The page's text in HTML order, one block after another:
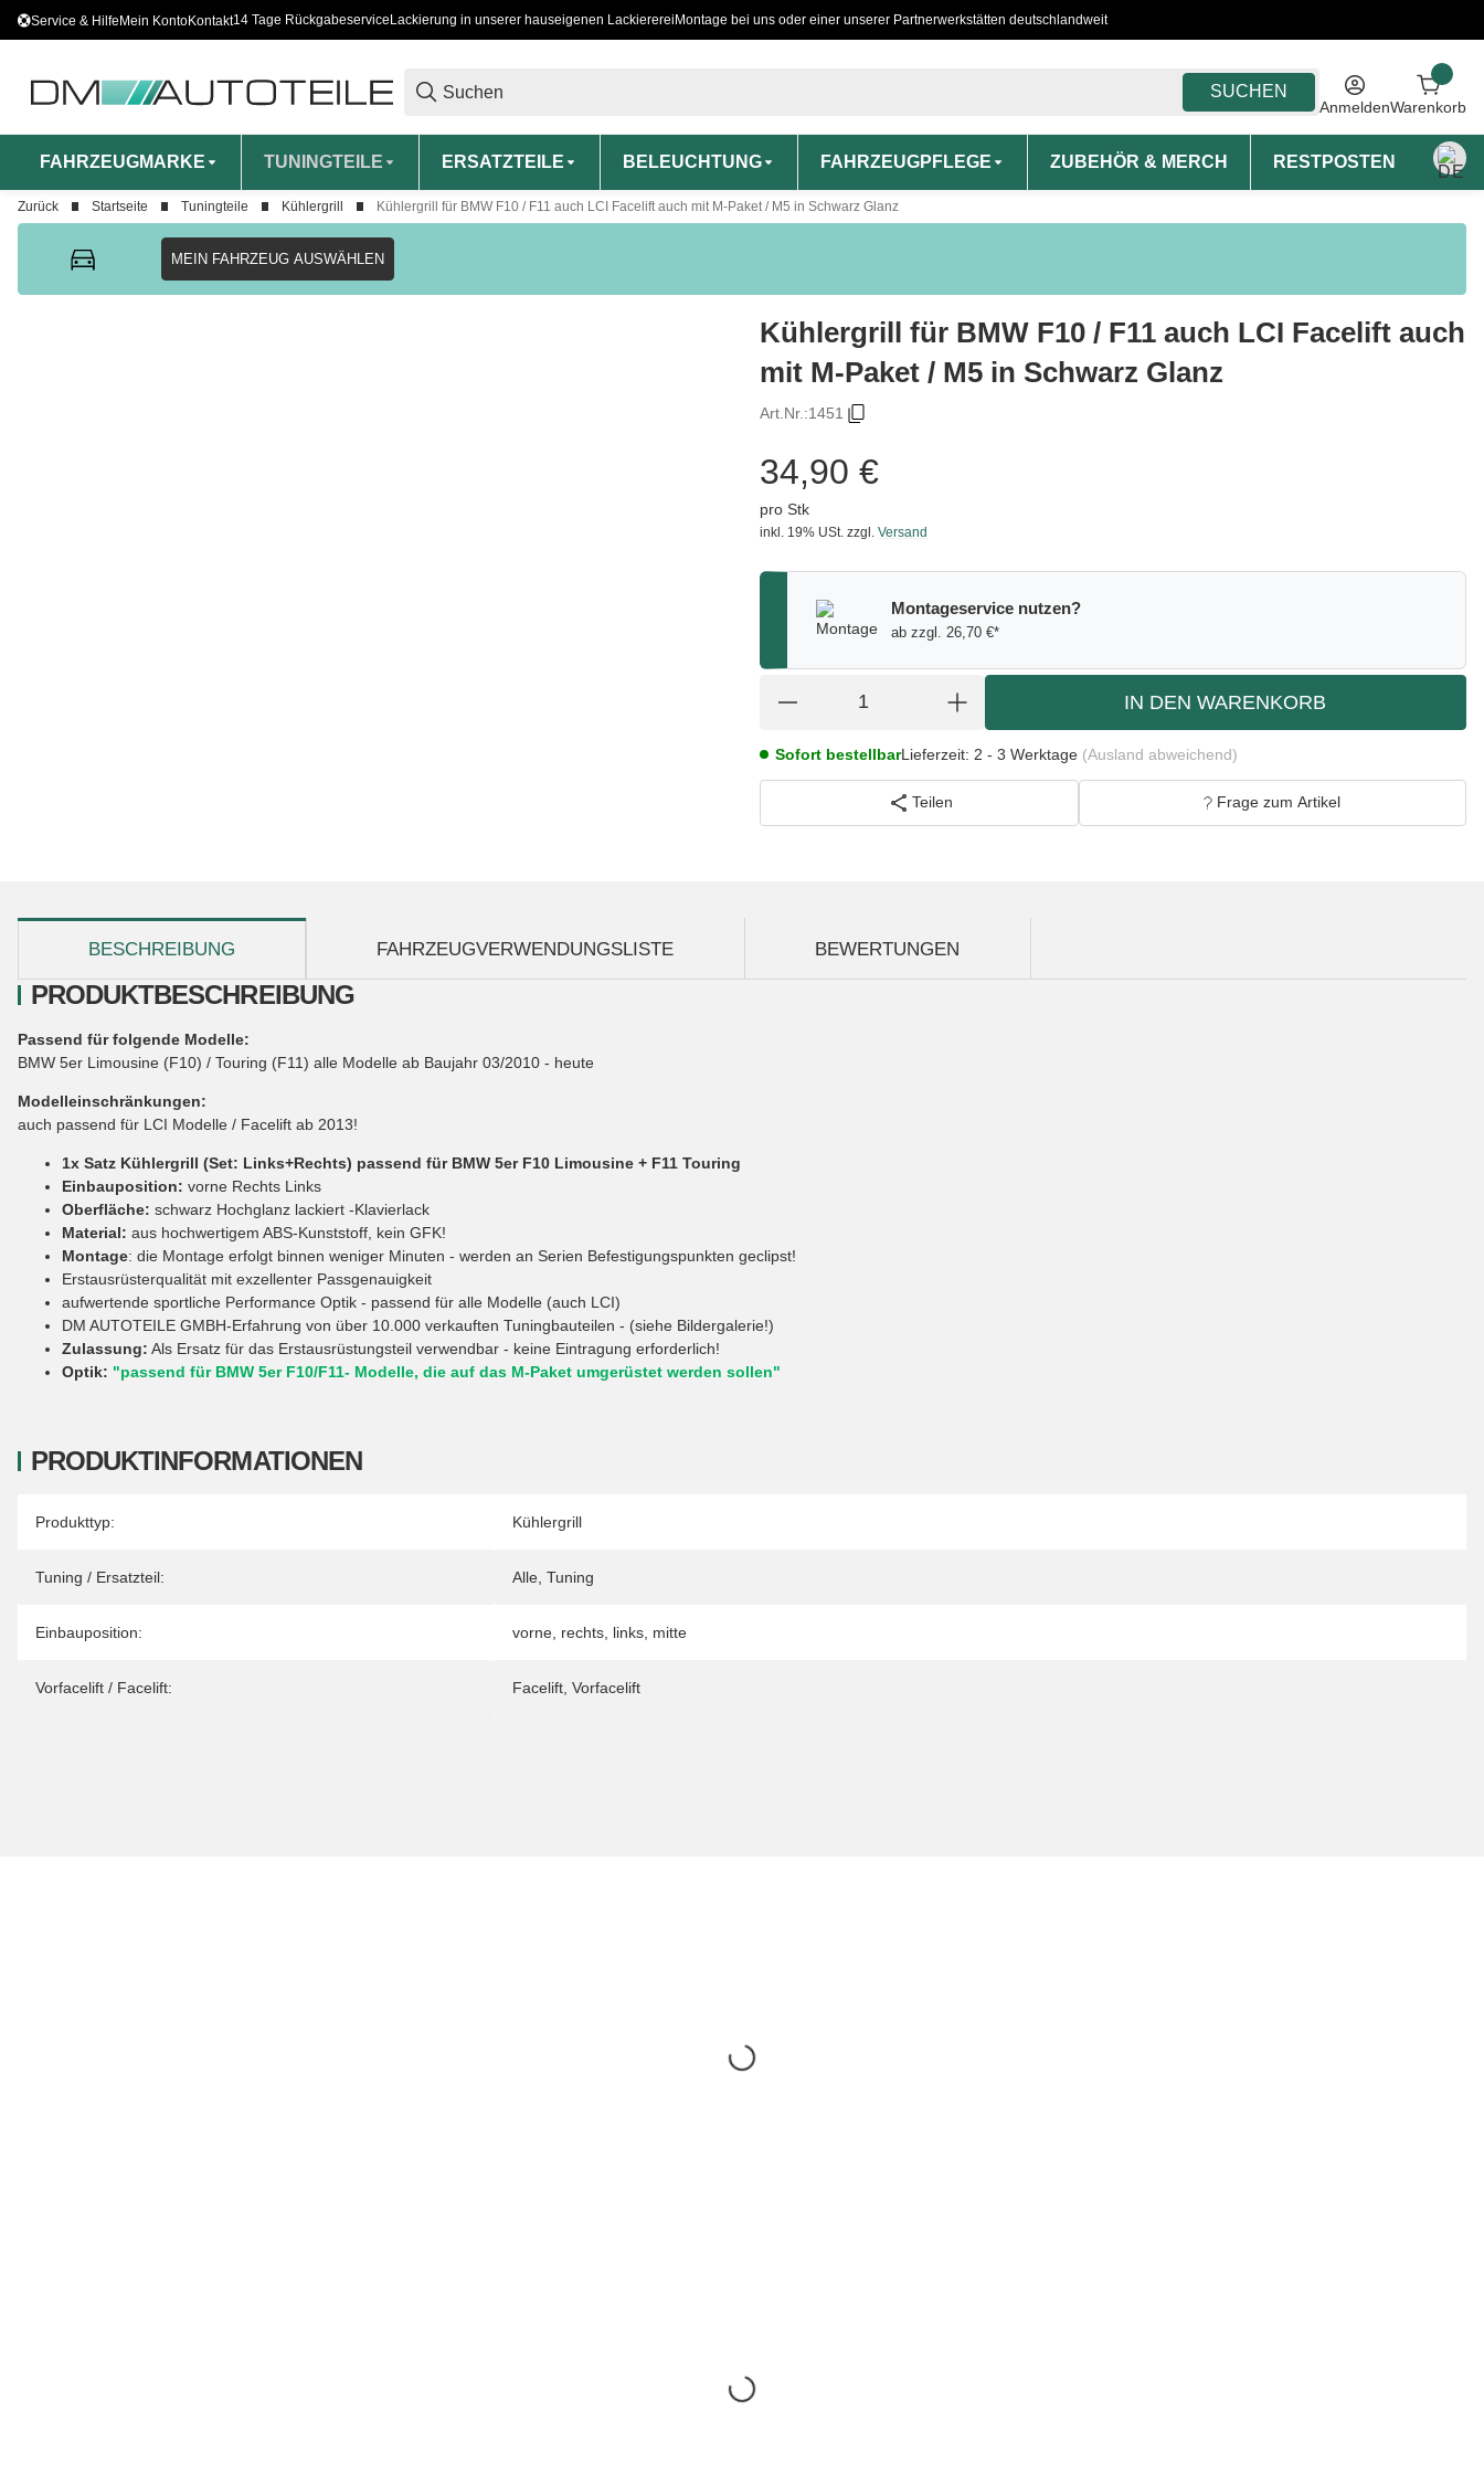
Service & HilfeMein KontoKontakt14 Tage Rückgabeservice Lackierung in unserer hauseigenen Lackiererei Montage bei uns oder einer unserer Partnerwerkstätten deutschlandweit
SUCHEN
AnmeldenWarenkorb
FAHRZEUGMARKE TUNINGTEILE ERSATZTEILE BELEUCHTUNG FAHRZEUGPFLEGE ZUBEHÖR & MERCH RESTPOSTEN
Zurück Startseite Tuningteile Kühlergrill Kühlergrill für BMW F10 / F11 auch LCI Facelift auch mit M-Paket / M5 in Schwarz Glanz
MEIN FAHRZEUG AUSWÄHLEN
Kühlergrill für BMW F10 / F11 auch LCI Facelift auch
mit M-Paket / M5 in Schwarz Glanz
Art.Nr.:1451
34,90 €
pro Stk
inkl. 19% USt. zzgl. Versand
Montageservice nutzen?
ab zzgl. 26,70 €*
IN DEN WARENKORB
Sofort bestellbarLieferzeit: 2 - 3 Werktage (Ausland abweichend)
Teilen Frage zum Artikel
BESCHREIBUNG FAHRZEUGVERWENDUNGSLISTE BEWERTUNGEN
PRODUKTINFORMATIONEN
Produkteigenschaft
Wert
Produkttyp: Kühlergrill
Tuning / Ersatzteil: Alle Tuning
Einbauposition: vorne rechts links mitte
Vorfacelift / Facelift: Facelift Vorfacelift
PRODUKTBESCHREIBUNG
Passend für folgende Modelle:
BMW 5er Limousine (F10) / Touring (F11) alle Modelle ab Baujahr 03/2010 - heute
Modelleinschränkungen:
auch passend für LCI Modelle / Facelift ab 2013!
1x Satz Kühlergrill (Set: Links+Rechts) passend für BMW 5er F10 Limousine + F11 Touring
Einbauposition: vorne Rechts Links
Oberfläche: schwarz Hochglanz lackiert -Klavierlack
Material: aus hochwertigem ABS-Kunststoff, kein GFK!
Montage: die Montage erfolgt binnen weniger Minuten - werden an Serien Befestigungspunkten geclipst!
Erstausrüsterqualität mit exzellenter Passgenauigkeit
aufwertende sportliche Performance Optik - passend für alle Modelle (auch LCI)
DM AUTOTEILE GMBH-Erfahrung von über 10.000 verkauften Tuningbauteilen - (siehe Bildergalerie!)
Zulassung: Als Ersatz für das Erstausrüstungsteil verwendbar - keine Eintragung erforderlich!
Optik: "passend für BMW 5er F10/F11- Modelle, die auf das M-Paket umgerüstet werden sollen"